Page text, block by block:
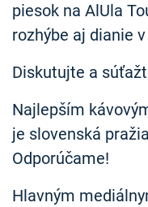
piesok na AlUla
rozhýbe aj dianie
Diskutujte a
Najlepším
je slovenská
Odporúčame!
Hlavným